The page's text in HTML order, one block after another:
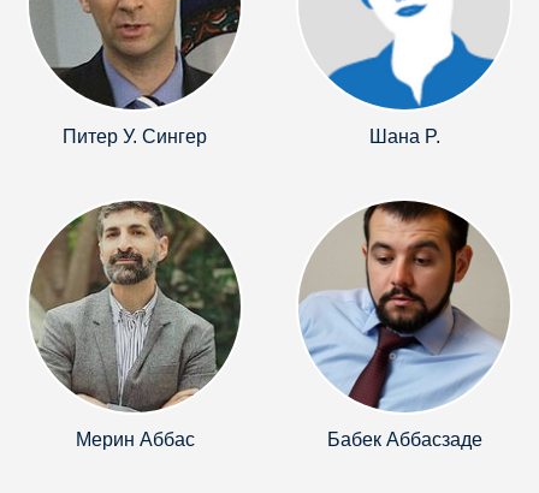
Питер У. Cингер Шана P.
Мерин Аббас Бабек Аббасзаде